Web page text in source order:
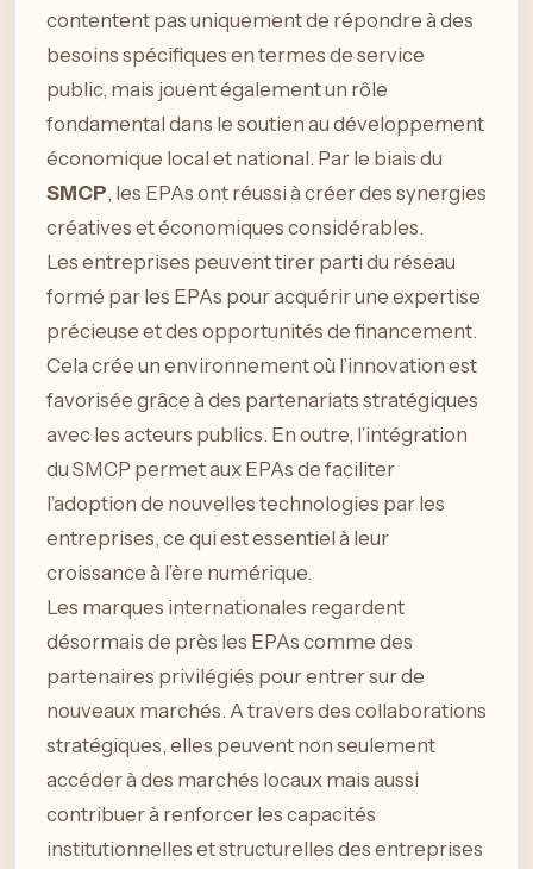
contentent pas uniquement de répondre à des
besoins spécifiques en termes de service
public, mais jouent également un rôle
fondamental dans le soutien au développement
économique local et national. Par le biais du
SMCP, les EPAs ont réussi à créer des synergies
créatives et économiques considérables.
Les entreprises peuvent tirer parti du réseau
formé par les EPAs pour acquérir une expertise
précieuse et des opportunités de financement.
Cela crée un environnement où l’innovation est
favorisée grâce à des partenariats stratégiques
avec les acteurs publics. En outre, l’intégration
du SMCP permet aux EPAs de faciliter
l’adoption de nouvelles technologies par les
entreprises, ce qui est essentiel à leur
croissance à l’ère numérique.
Les marques internationales regardent
désormais de près les EPAs comme des
partenaires privilégiés pour entrer sur de
nouveaux marchés. A travers des collaborations
stratégiques, elles peuvent non seulement
accéder à des marchés locaux mais aussi
contribuer à renforcer les capacités
institutionnelles et structurelles des entreprises